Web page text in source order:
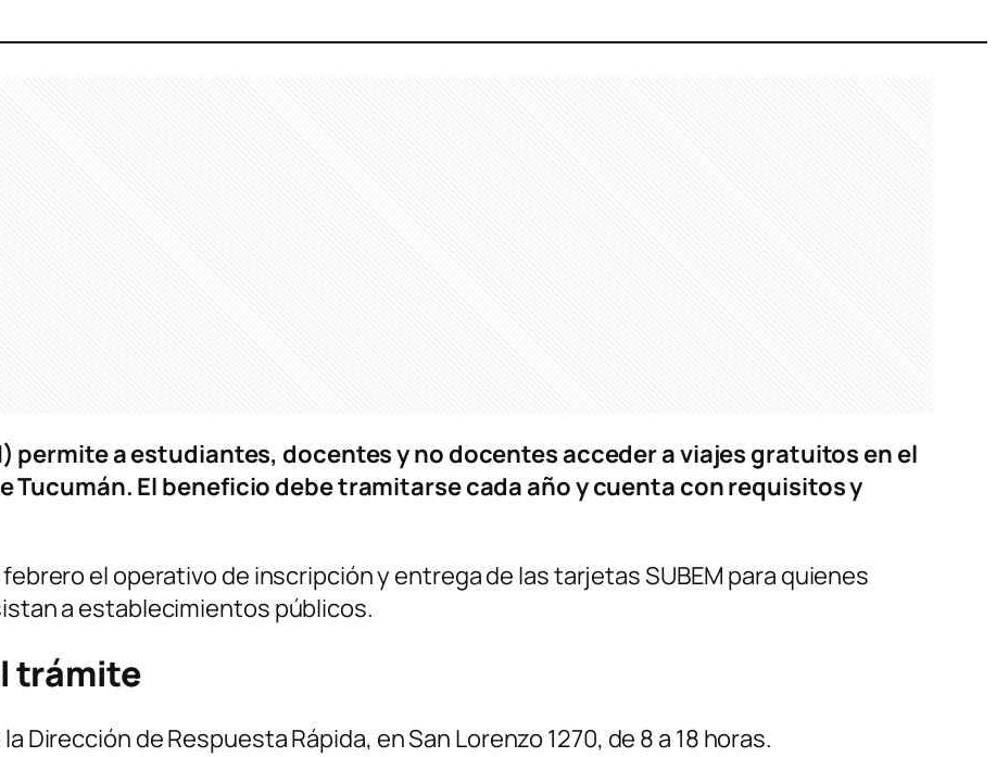
permite a estudiantes, docentes y no docentes acceder a viajes gratuitos en el
Tucumán. El beneficio debe tramitarse cada año y cuenta con requisitos y
el operativo de inscripción y entrega de las tarjetas SUBEM para quienes
a establecimientos públicos.
trámite
Dirección de Respuesta Rápida, en San Lorenzo 1270, de 8 a 18 horas.